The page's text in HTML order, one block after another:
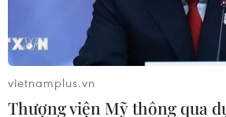
chuyển như hiện nay sẽ chấm dứt
Vương quốc Anh rời EU."
vietnamplus.vn
Thượng viện Mỹ thông qua